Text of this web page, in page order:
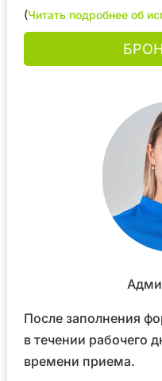
(Читать подробнее об
После заполнения
в течении рабочего
времени приема.